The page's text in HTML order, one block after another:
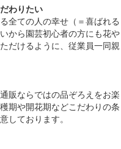
わりたい
全ての人の幸せ（＝喜ばれる
から園芸初心者の方にも花や
だけるように、従業員一同親
販ならではの品ぞろえをお楽
期や開花期などこだわりの条
しております。